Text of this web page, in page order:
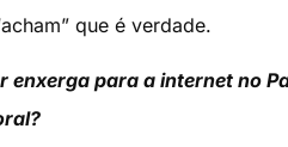
que é verdade.
enxerga para a internet no